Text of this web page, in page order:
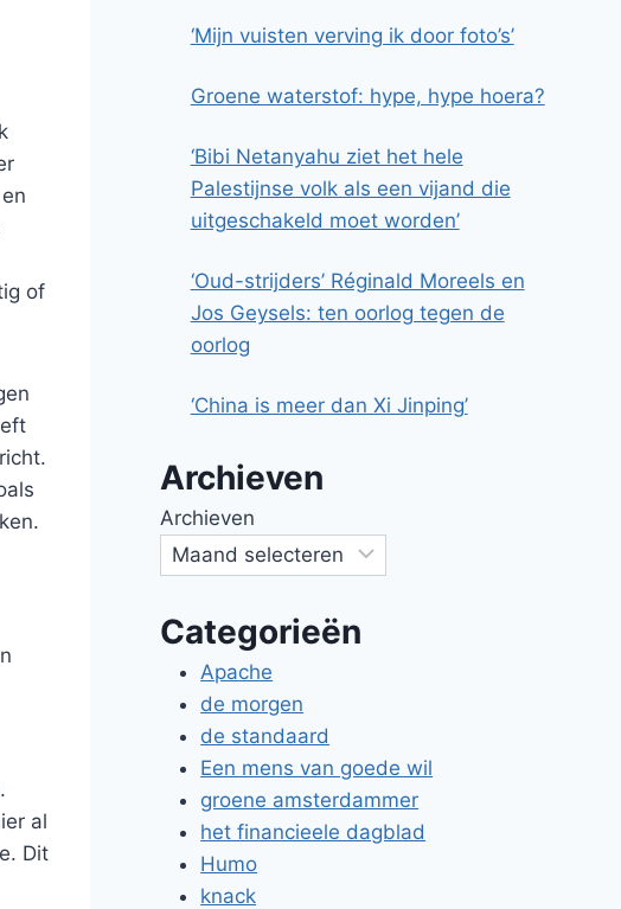
of
al
Dit
‘Mijn vuisten verving ik door foto’s’
Groene waterstof: hype, hype hoera?
‘Bibi Netanyahu ziet het hele
Palestijnse volk als een vijand die
uitgeschakeld moet worden’
‘Oud-strijders’ Réginald Moreels en
Jos Geysels: ten oorlog tegen de
oorlog
‘China is meer dan Xi Jinping’
Archieven
Archieven
Categorieën
Apache
de morgen
de standaard
Een mens van goede wil
groene amsterdammer
het financieele dagblad
Humo
knack